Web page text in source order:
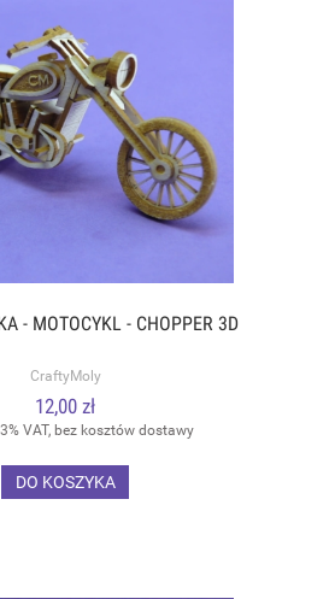
- MOTOCYKL - CHOPPER 3D
CraftyMoly
12,00 zł
VAT, bez kosztów dostawy
DO KOSZYKA